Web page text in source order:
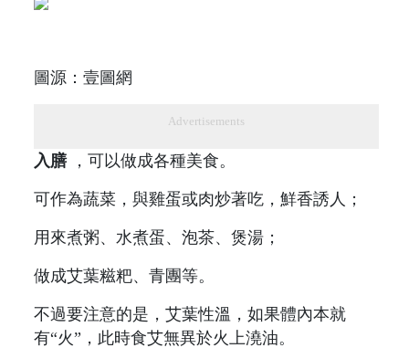
圖源：壹圖網
Advertisements
入膳，可以做成各種美食。
可作為蔬菜，與雞蛋或肉炒著吃，鮮香誘人；
用來煮粥、水煮蛋、泡茶、煲湯；
做成艾葉糍粑、青團等。
不過要注意的是，艾葉性溫，如果體內本就
有“火”，此時食艾無異於火上澆油。